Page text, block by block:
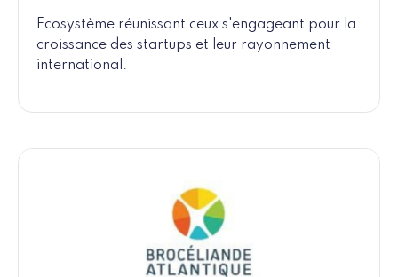
Ecosystème réunissant ceux s'engageant pour la
croissance des startups et leur rayonnement
international.